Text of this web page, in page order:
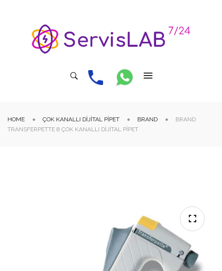
HOME ÇOK KANALLI DIJITAL PIPET BRAND
BRAND
TRANSFERPETTE 8 ÇOK KANALLI DIJITAL PIPET